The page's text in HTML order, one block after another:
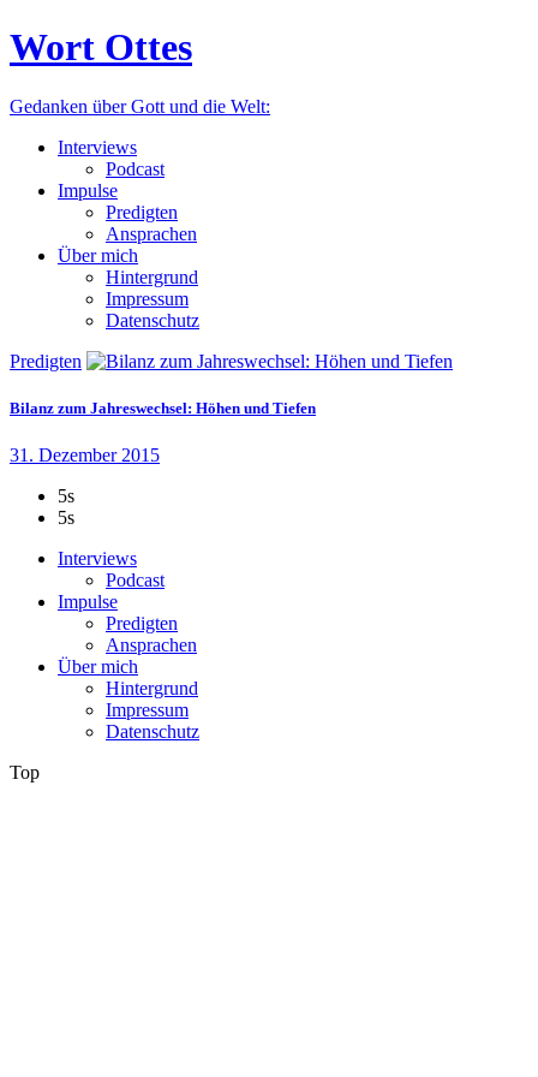
Wort Ottes
Gedanken über Gott und die Welt:
Interviews
Podcast
Impulse
Predigten
Ansprachen
Über mich
Hintergrund
Impressum
Datenschutz
Predigten
Bilanz zum Jahreswechsel: Höhen und Tiefen
31. Dezember 2015
5s
5s
Interviews
Podcast
Impulse
Predigten
Ansprachen
Über mich
Hintergrund
Impressum
Datenschutz
Top